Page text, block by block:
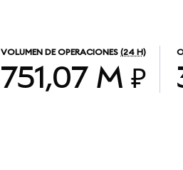
VOLUMEN DE OPERACIONES (24 H)
751,07 M ₽